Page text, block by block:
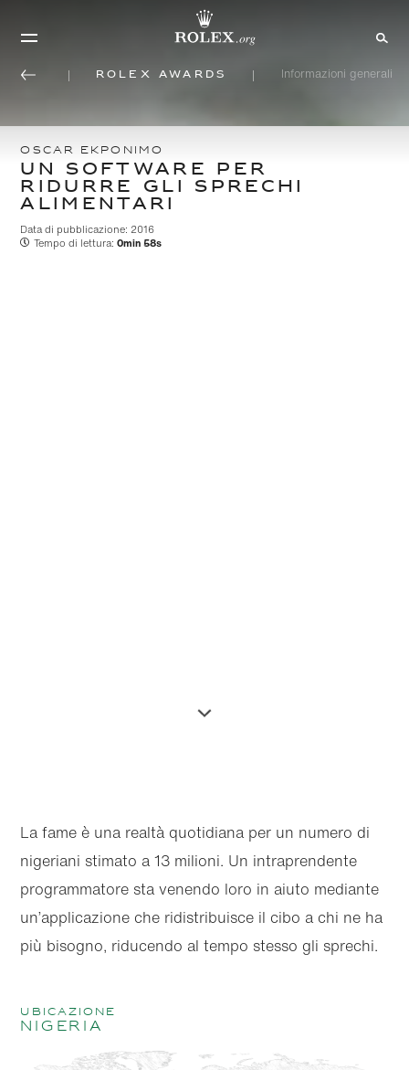
Rolex Awards Informazioni generali
OSCAR EKPONIMO
UN SOFTWARE PER
RIDURRE GLI SPRECHI
ALIMENTARI
Data di pubblicazione: 2016
Tempo di lettura: 0min 58s
La fame è una realtà quotidiana per un numero di
nigeriani stimato a 13 milioni. Un intraprendente
programmatore sta venendo loro in aiuto mediante
un’applicazione che ridistribuisce il cibo a chi ne ha
più bisogno, riducendo al tempo stesso gli sprechi.
ubicazione
Nigeria